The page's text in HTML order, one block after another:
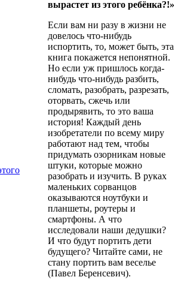
вырастет из этого ребёнка?!»
Если вам ни разу в жизни не
довелось что-нибудь
испортить, то, может быть, эта
книга покажется непонятной.
Но если уж пришлось когда-
нибудь что-нибудь разбить,
сломать, разобрать, разрезать,
оторвать, сжечь или
продырявить, то это ваша
история! Каждый день
изобретатели по всему миру
работают над тем, чтобы
придумать озорникам новые
штуки, которые можно
разобрать и изучить. В руках
маленьких сорванцов
оказываются ноутбуки и
планшеты, роутеры и
смартфоны. А что
исследовали наши дедушки?
И что будут портить дети
будущего? Читайте сами, не
стану портить вам веселье
(Павел Беренсевич).